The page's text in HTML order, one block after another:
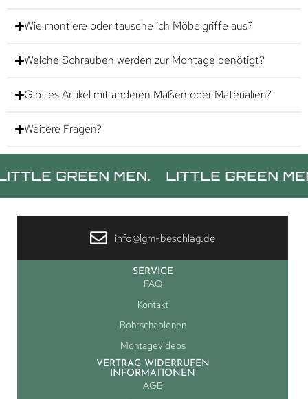
Wie montiere oder tausche ich Möbelgriffe aus?
Welche Schrauben werden zur Montage benötigt?
Gibt es Artikel mit anderen Maßen oder Materialien?
Weitere Fragen?
MEN. LITTLE GREEN MEN.
info@lgm-beschlag.de
SERVICE
FAQ
Kontakt
Bohrschablonen
Montagevideos
VERTRAG WIDERRUFEN
INFORMATIONEN
AGB